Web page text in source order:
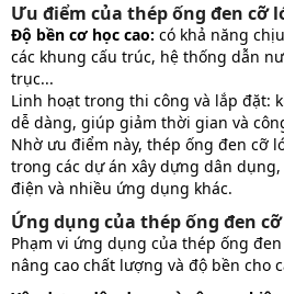
Ưu điểm của thép ống đen cỡ
Độ bền cơ học cao: có khả năng
các khung cấu trúc, hệ thống dẫn
trục...
Linh hoạt trong thi công và lắp đặt:
dễ dàng, giúp giảm thời gian và
Nhờ ưu điểm này, thép ống đen cỡ
trong các dự án xây dựng dân
điện và nhiều ứng dụng khác.
Ứng dụng của thép ống đen
Phạm vi ứng dụng của thép ống
nâng cao chất lượng và độ bền cho